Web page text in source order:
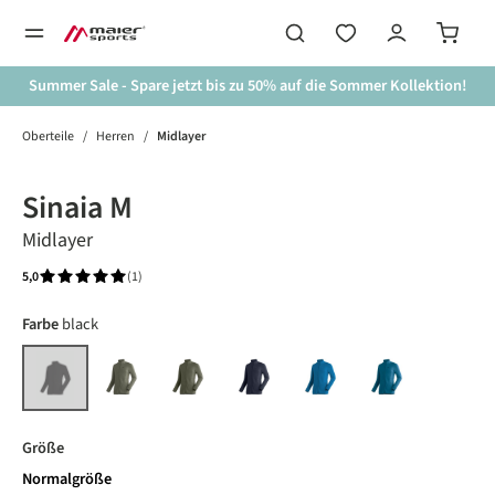
springen
Summer Sale - Spare jetzt bis zu 50% auf die Sommer Kollektion!
Oberteile / Herren / Midlayer
Sinaia M
Midlayer
5,0 (1)
Farbeauswählen
black
black
(Diese Option ist zurzeit nicht verfügbar.)
sedona sagegreen goosenight sky imperial blueperuvian blue
Größeauswählen
Normalgröße